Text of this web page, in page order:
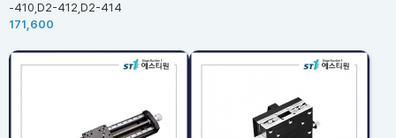
-410,D2-412,D2-414
171,600